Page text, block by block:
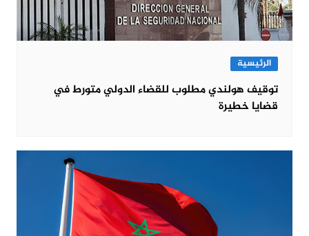
الرئيسية
توقيف هولندي مطلوب للقضاء الدولي متورط في
قضايا خطيرة